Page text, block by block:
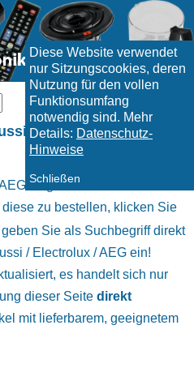
Diese Website verwendet
nur Sitzungscookies, deren
Nutzung für den vollen
Funktionsumfang
notwendig sind. Mehr
Details: Datenschutz-
Hinweise
Schließen
/ Electrolux / AEG
Original Ersatzteile sind
zu bestellen, klicken Sie
Sie als Suchbegriff direkt
/ Electrolux / AEG ein!
es handelt sich nur
dieser Seite direkt
mit lieferbarem, geeignetem